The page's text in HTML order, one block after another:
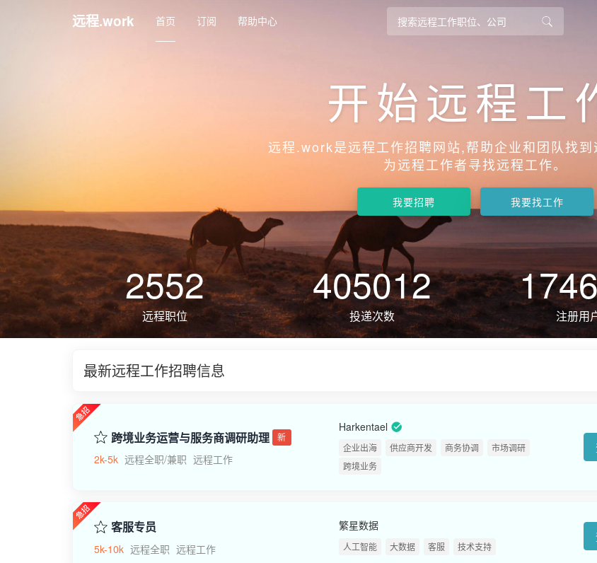
远程.work 首页 订阅 帮助中心
开始远程工
远程.work是远程工作招聘网站,帮助企业和团队找到
为远程工作者寻找远程工作。
我要招聘 我要找工作
2552
远程职位
405012
投递次数 注册用
最新远程工作招聘信息
跨境业务运营与服务商调研助理 新
2k-5k 远程全职/兼职 远程工作
Harkentael
企业出海 供应商开发 商务协调
市场调研
跨境业务
客服专员
5k-10k 远程全职 远程工作
繁星数据
人工智能 大数据 客服 技术支持